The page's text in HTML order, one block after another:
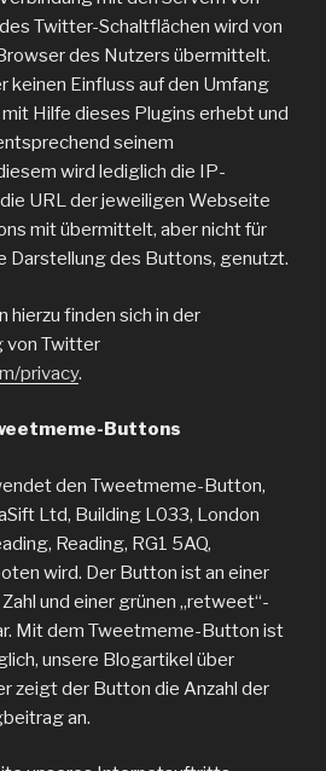
Twitter-Schaltflächen wird von
des Nutzers übermittelt.
keinen Einfluss auf den Umfang
Hilfe dieses Plugins erhebt und
seinem
wird lediglich die IP-
URL der jeweiligen Webseite
mit übermittelt, aber nicht für
Darstellung des Buttons, genutzt.
finden sich in der
von Twitter
privacy.
Buttons
den Tweetmeme-Button,
Ltd, Building L033, London
Reading, RG1 5AQ,
wird. Der Button ist an einer
und einer grünen „retweet“-
Mit dem Tweetmeme-Button ist
unsere Blogartikel über
zeigt der Button die Anzahl der
an.